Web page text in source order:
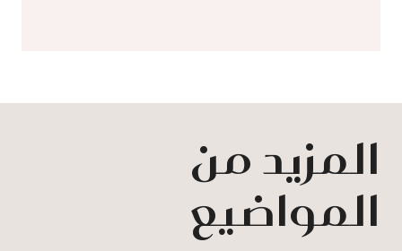
المزيد من
المواضيع